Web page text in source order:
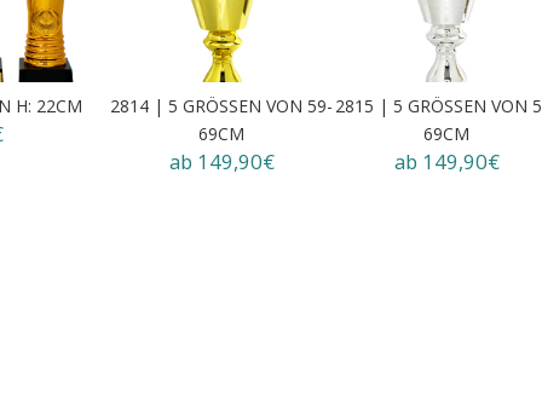
H: 22CM
2814 | 5 GRÖSSEN VON 59-6
9CM
ab 149,90€
2815 | 5 GRÖSSEN VON
9CM
ab 149,90€